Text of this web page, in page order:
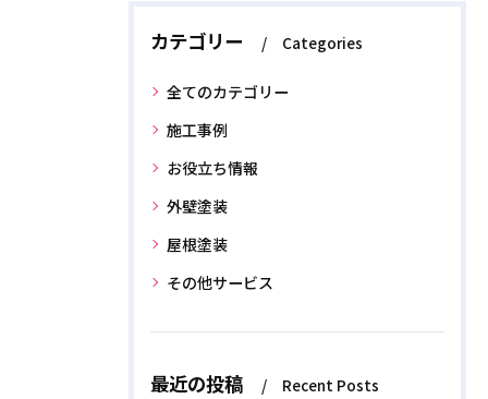
カテゴリー Categories
全てのカテゴリー
施工事例
お役立ち情報
外壁塗装
屋根塗装
その他サービス
最近の投稿 Recent Posts